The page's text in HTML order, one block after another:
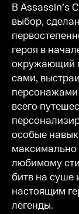
В Assassin’s
выбор,
героя в
окружающий
сами,
всего
особые
максимально
любимому
битв на суше
настоящим
легенды.